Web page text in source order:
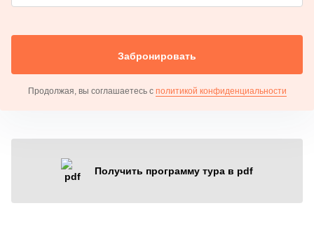
Забронировать
Продолжая, вы соглашаетесь с политикой конфиденциальности
Получить программу тура в pdf